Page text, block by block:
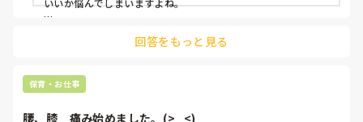
「こんなこと聞いたら迷惑かな」と抱え込んでいるケースがと
待つスタイルから一歩踏み出して、リーダー側から「〇〇の
件、どこまで進んだ？」「困ってることない？」と具体的に声
回答をもっと見る
保育・お仕事
腰、膝　痛み始めました。(>_<)